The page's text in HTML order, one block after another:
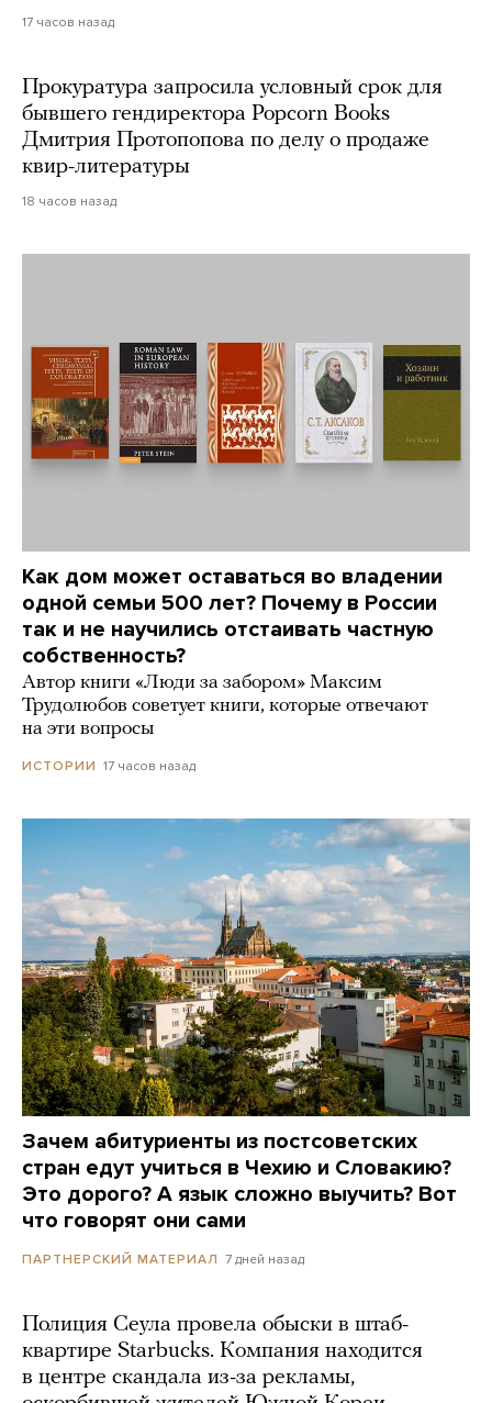
17 часов назад
Прокуратура запросила условный срок для
бывшего гендиректора Popcorn Books
Дмитрия Протопопова по делу о продаже
квир-литературы
18 часов назад
Как дом может оставаться во владении
одной семьи 500 лет? Почему в России
так и не научились отстаивать частную
собственность?
Автор книги «Люди за забором» Максим
Трудолюбов советует книги, которые отвечают
на эти вопросы
ИСТОРИИ 17 часов назад
Зачем абитуриенты из постсоветских
стран едут учиться в Чехию и Словакию?
Это дорого? А язык сложно выучить? Вот
что говорят они сами
ПАРТНЕРСКИЙ МАТЕРИАЛ 7 дней назад
Полиция Сеула провела обыски в штаб-
квартире Starbucks. Компания находится
в центре скандала из-за рекламы,